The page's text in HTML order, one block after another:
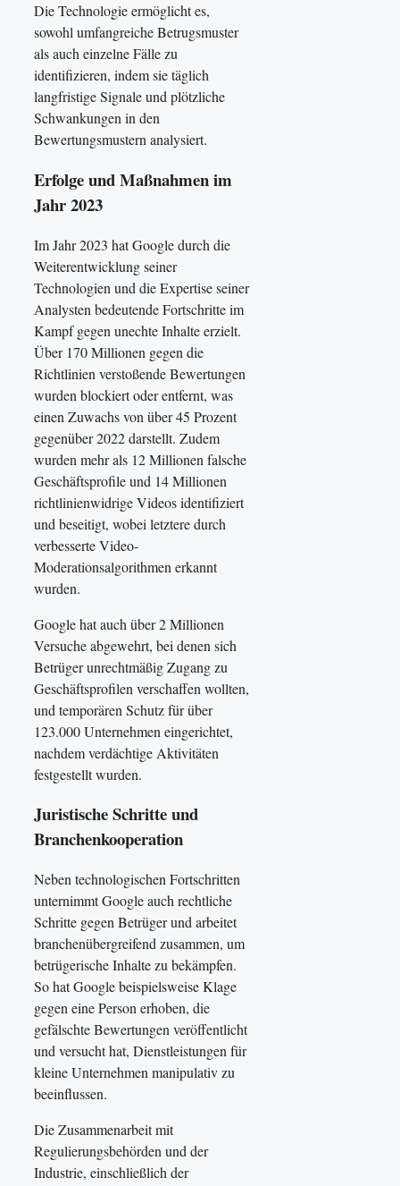
Die Technologie ermöglicht es,
sowohl umfangreiche Betrugsmuster
als auch einzelne Fälle zu
identifizieren, indem sie täglich
langfristige Signale und plötzliche
Schwankungen in den
Bewertungsmustern analysiert.
Erfolge und Maßnahmen im
Jahr 2023
Im Jahr 2023 hat Google durch die
Weiterentwicklung seiner
Technologien und die Expertise seiner
Analysten bedeutende Fortschritte im
Kampf gegen unechte Inhalte erzielt.
Über 170 Millionen gegen die
Richtlinien verstoßende Bewertungen
wurden blockiert oder entfernt, was
einen Zuwachs von über 45 Prozent
gegenüber 2022 darstellt. Zudem
wurden mehr als 12 Millionen falsche
Geschäftsprofile und 14 Millionen
richtlinienwidrige Videos identifiziert
und beseitigt, wobei letztere durch
verbesserte Video-
Moderationsalgorithmen erkannt
wurden.
Google hat auch über 2 Millionen
Versuche abgewehrt, bei denen sich
Betrüger unrechtmäßig Zugang zu
Geschäftsprofilen verschaffen wollten,
und temporären Schutz für über
123.000 Unternehmen eingerichtet,
nachdem verdächtige Aktivitäten
festgestellt wurden.
Juristische Schritte und
Branchenkooperation
Neben technologischen Fortschritten
unternimmt Google auch rechtliche
Schritte gegen Betrüger und arbeitet
branchenübergreifend zusammen, um
betrügerische Inhalte zu bekämpfen.
So hat Google beispielsweise Klage
gegen eine Person erhoben, die
gefälschte Bewertungen veröffentlicht
und versucht hat, Dienstleistungen für
kleine Unternehmen manipulativ zu
beeinflussen.
Die Zusammenarbeit mit
Regulierungsbehörden und der
Industrie, einschließlich der